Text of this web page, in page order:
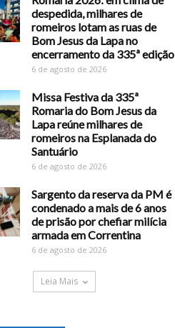
despedida, milhares de
romeiros lotam as ruas de
Bom Jesus da Lapa no
encerramento da 335ª edição
6 de agosto de 2026
Missa Festiva da 335ª
Romaria do Bom Jesus da
Lapa reúne milhares de
romeiros na Esplanada do
Santuário
6 de agosto de 2026
Sargento da reserva da PM é
condenado a mais de 6 anos
de prisão por chefiar milícia
armada em Correntina
6 de agosto de 2026
Leia Mais